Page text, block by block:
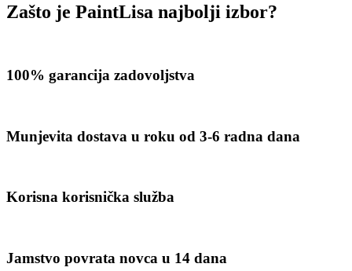
Zašto je PaintLisa najbolji izbor?
100% garancija zadovoljstva
Munjevita dostava u roku od 3-6 radna dana
Korisna korisnička služba
Jamstvo povrata novca u 14 dana